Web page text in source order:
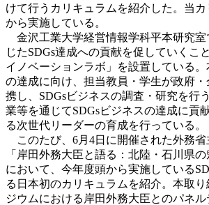
けて行うカリキュラムを紹介した。当
から実施している。
金沢工業大学経営情報学科平本研究室
じたSDGs達成への貢献を促していくこ
イノベーションラボ」を設置している。
の達成に向け、担当教員・学生が政府
携し、SDGsビジネスの調査・研究を行
業等を通じてSDGsビジネスの達成に貢
る次世代リーダーの育成を行っている。
このたび、6月4日に開催された外務省
「岸田外務大臣と語る：北陸・石川県の
において、今年度頭から実施している
る日本初のカリキュラムを紹介。本取
ジウムにおける岸田外務大臣とのパネ